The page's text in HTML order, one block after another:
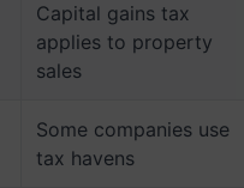
Capital gains tax
applies to property
sales
Some companies use
tax havens